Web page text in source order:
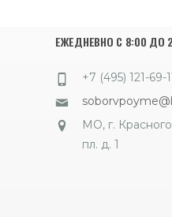
ЕЖЕДНЕВНО С 8:00 ДО
+7 (495) 121-69-
МО, г.
пл. д. 1